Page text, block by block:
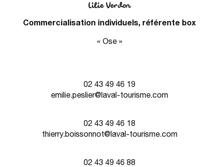
Lilie Verdon
Commercialisation individuels, référente box
« Ose »
02 43 49 46 19
emilie.peslier@laval-tourisme.com
02 43 49 46 18
thierry.boissonnot@laval-tourisme.com
02 43 49 46 88